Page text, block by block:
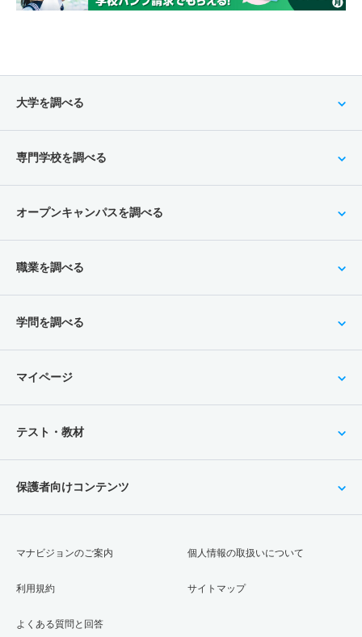
大学を調べる
専門学校を調べる
オープンキャンパスを調べる
職業を調べる
学問を調べる
マイページ
テスト・教材
保護者向けコンテンツ
マナビジョンのご案内
利用規約
よくある質問と回答
個人情報の取扱いについて
サイトマップ